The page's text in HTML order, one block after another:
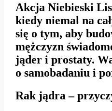
Akcja Niebieski
kiedy niemal na
się o tym, aby
mężczyzn
jąder i prostaty.
o samobadaniu i
Rak jądra –